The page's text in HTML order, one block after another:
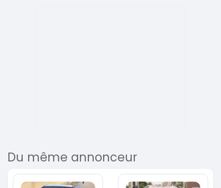
Du même annonceur